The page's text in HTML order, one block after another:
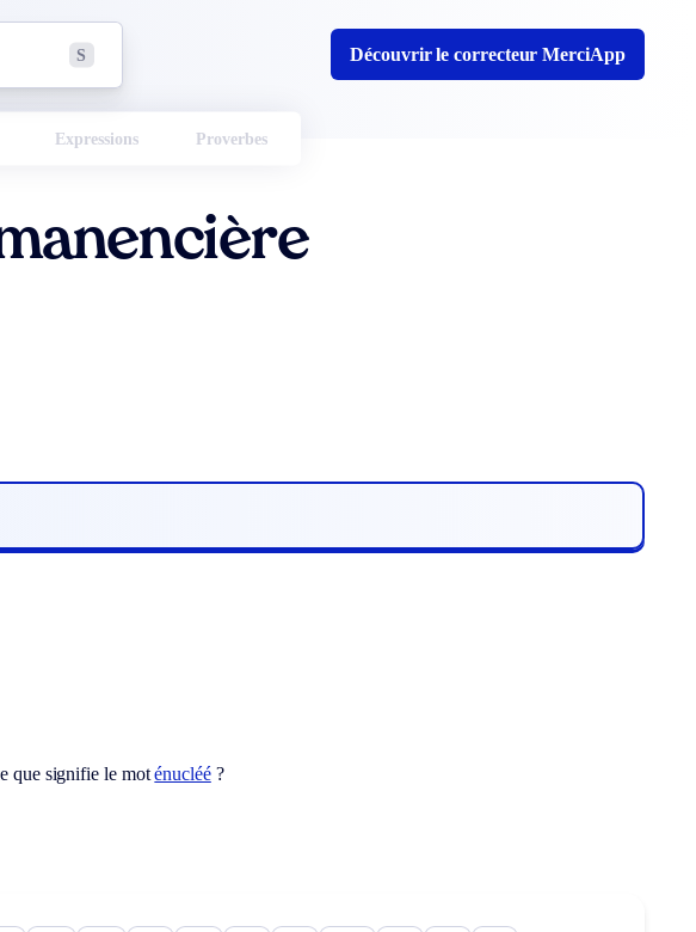
S Découvrir le correcteur MerciApp
Expressions Proverbes
que signifie le moténucléé?